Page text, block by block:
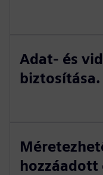
Adat- és
biztosítása.